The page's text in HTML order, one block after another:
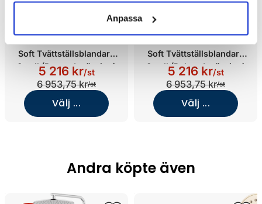
Anpassa
Soft Tvättställsblandare
Small (Borstad mässing)
5 216 kr/st
6 953,75 kr/st
Välj ...
Soft Tvättställsblandare
Small (Polerad mässing)
5 216 kr/st
6 953,75 kr/st
Välj ...
Andra köpte även